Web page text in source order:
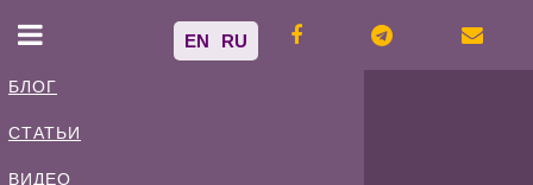
БЛОГ
СТАТЬИ
ВИДЕО
EN RU